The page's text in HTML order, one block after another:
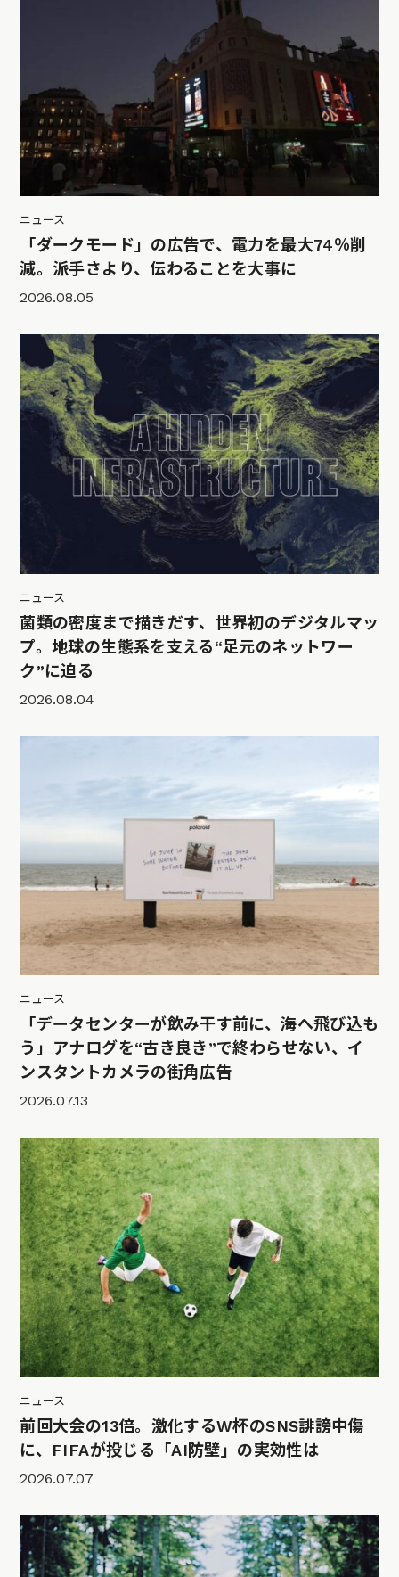
ニュース
「ダークモード」の広告で、電力を最大74％削
減。派手さより、伝わることを大事に
2026.08.05
ニュース
菌類の密度まで描きだす、世界初のデジタルマッ
プ。地球の生態系を支える“足元のネットワー
ク”に迫る
2026.08.04
ニュース
「データセンターが飲み干す前に、海へ飛び込も
う」アナログを“古き良き”で終わらせない、イ
ンスタントカメラの街角広告
2026.07.13
ニュース
前回大会の13倍。激化するW杯のSNS誹謗中傷
に、FIFAが投じる「AI防壁」の実効性は
2026.07.07